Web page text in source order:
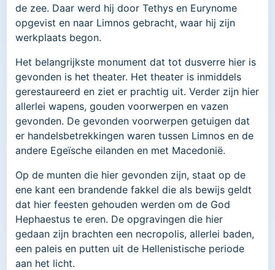
de zee. Daar werd hij door Tethys en Eurynome
opgevist en naar Limnos gebracht, waar hij zijn
werkplaats begon.
Het belangrijkste monument dat tot dusverre hier is
gevonden is het theater. Het theater is inmiddels
gerestaureerd en ziet er prachtig uit. Verder zijn hier
allerlei wapens, gouden voorwerpen en vazen
gevonden. De gevonden voorwerpen getuigen dat
er handelsbetrekkingen waren tussen Limnos en de
andere Egeïsche eilanden en met Macedonië.
Op de munten die hier gevonden zijn, staat op de
ene kant een brandende fakkel die als bewijs geldt
dat hier feesten gehouden werden om de God
Hephaestus te eren. De opgravingen die hier
gedaan zijn brachten een necropolis, allerlei baden,
een paleis en putten uit de Hellenistische periode
aan het licht.